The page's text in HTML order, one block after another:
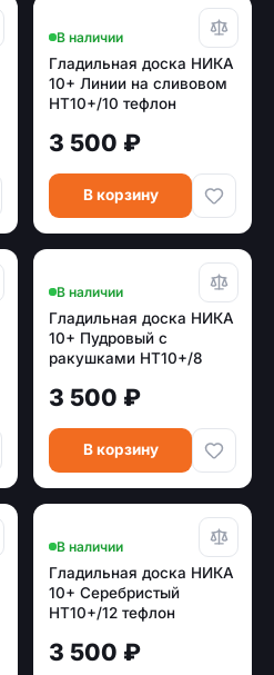
В наличии
Гладильная доска НИКА
10+ Линии на сливовом
НТ10+/10 тефлон
3 500 ₽
В корзину
В наличии
Гладильная доска НИКА
10+ Пудровый с
ракушками НТ10+/8
3 500 ₽
В корзину
В наличии
Гладильная доска НИКА
10+ Серебристый
НТ10+/12 тефлон
3 500 ₽